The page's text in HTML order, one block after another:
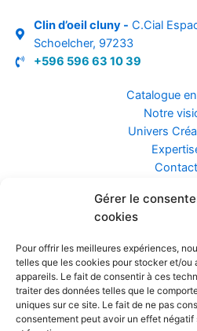
Gérer le
cookies
Pour offrir les meilleures expériences,
telles que les cookies pour stocker et/ou
appareils. Le fait de consentir à ces
traiter des données telles que le
uniques sur ce site. Le fait de ne pas
consentement peut avoir un effet
Clin d’oeil cluny - C.Cial
Schoelcher, 97233
+596 596 63 10 39
Catalogue
Notre
Univers
Contact
Assurance
Confidentialité
Conditions